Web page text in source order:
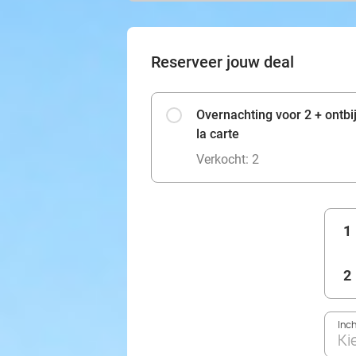
Reserveer jouw deal
Overnachting voor 2 +
la carte
Verkocht: 2
1
2